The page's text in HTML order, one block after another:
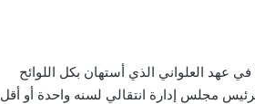
عهد العلواني الذي أستهان بكل اللوائح
مجلس إدارة انتقالي لسنه واحدة أو أقل